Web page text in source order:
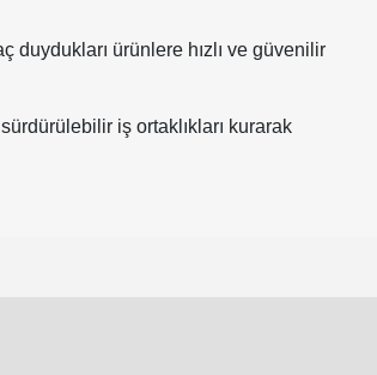
duydukları ürünlere hızlı ve güvenilir
iş ortaklıkları kurarak